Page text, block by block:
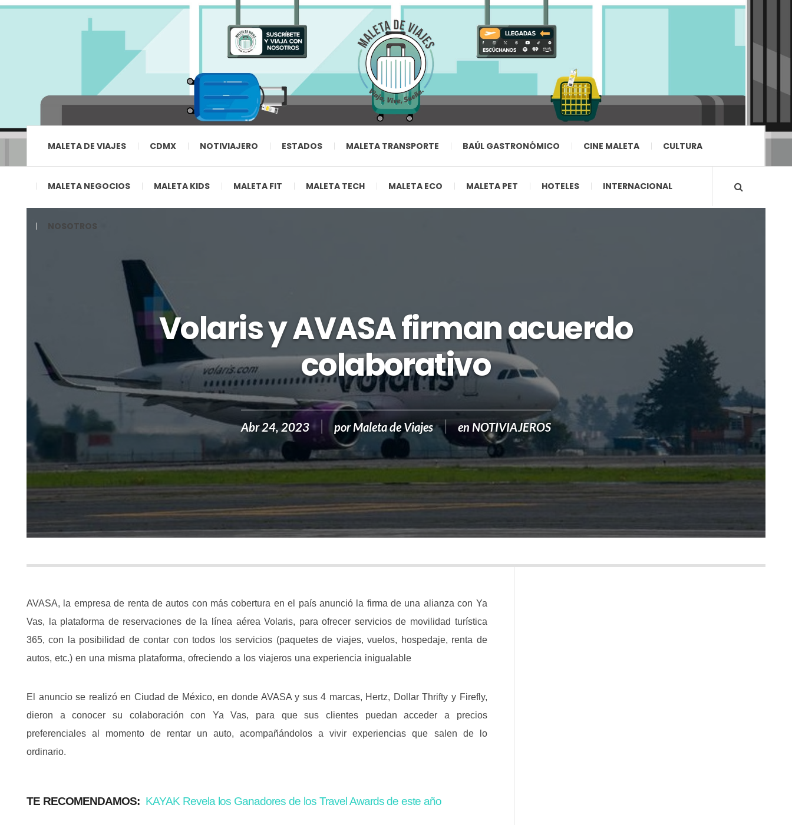
MALETA DE VIAJES CDMX NOTIVIAJERO ESTADOS MALETA TRANSPORTE BAÚL GASTRONÓMICO CINE MALETA CULTURA
MALETA NEGOCIOS MALETA KIDS MALETA FIT MALETA TECH MALETA ECO MALETA PET HOTELES INTERNACIONAL
NOSOTROS
Volaris y AVASA firman acuerdo
colaborativo
Abr 24, 2023 por Maleta de Viajes en NOTIVIAJEROS
AVASA, la empresa de renta de autos con más cobertura en el país anunció la firma de una alianza con Ya
Vas, la plataforma de reservaciones de la línea aérea Volaris, para ofrecer servicios de movilidad turística
365, con la posibilidad de contar con todos los servicios (paquetes de viajes, vuelos, hospedaje, renta de
autos, etc.) en una misma plataforma, ofreciendo a los viajeros una experiencia inigualable
El anuncio se realizó en Ciudad de México, en donde AVASA y sus 4 marcas, Hertz, Dollar Thrifty y Firefly,
dieron a conocer su colaboración con Ya Vas, para que sus clientes puedan acceder a precios
preferenciales al momento de rentar un auto, acompañándolos a vivir experiencias que salen de lo
ordinario.
TE RECOMENDAMOS: KAYAK Revela los Ganadores de los Travel Awards de este año